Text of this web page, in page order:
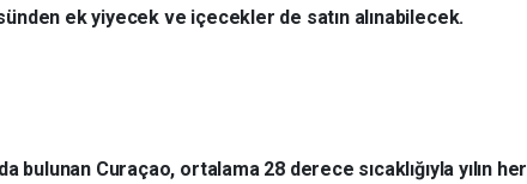
ek yiyecek ve içecekler de satın alınabilecek.
bulunan Curaçao, ortalama 28 derece sıcaklığıyla yılın her